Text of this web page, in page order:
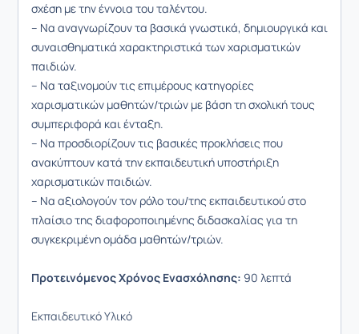
σχέση με την έννοια του ταλέντου.
– Να αναγνωρίζουν τα βασικά γνωστικά, δημιουργικά και
συναισθηματικά χαρακτηριστικά των χαρισματικών
παιδιών.
– Να ταξινομούν τις επιμέρους κατηγορίες
χαρισματικών μαθητών/τριών με βάση τη σχολική τους
συμπεριφορά και ένταξη.
– Να προσδιορίζουν τις βασικές προκλήσεις που
ανακύπτουν κατά την εκπαιδευτική υποστήριξη
χαρισματικών παιδιών.
– Να αξιολογούν τον ρόλο του/της εκπαιδευτικού στο
πλαίσιο της διαφοροποιημένης διδασκαλίας για τη
συγκεκριμένη ομάδα μαθητών/τριών.
Προτεινόμενος Χρόνος Ενασχόλησης: 90 λεπτά
Εκπαιδευτικό Υλικό